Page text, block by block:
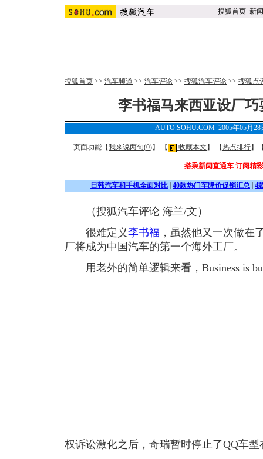
搜狐首页-新闻
搜狐首页 >> 汽车频道 >> 汽车评论 >> 搜狐汽车评论 >> 搜狐点
李书福马来西亚设厂巧
AUTO.SOHU.COM 2005年05月
页面功能【我来说两句(0)】 【 收藏本文 】 【热点排行】
搭乘新闻直通车 订阅精
日韩汽车和手机全面对比 40款热门车降价促销汇总 4
（搜狐汽车评论 海兰/文）
很难定义李书福 ，虽然他又一次做
厂将成为中国汽车的第一个海外工厂。
用老外的简单逻辑来看，Business is
权诉讼激化之后，奇瑞暂时停止了QQ车